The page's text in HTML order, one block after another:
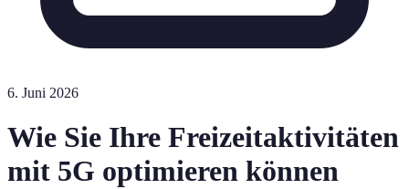
6. Juni 2026
Wie Sie Ihre Freizeitaktivitäten
mit 5G optimieren können